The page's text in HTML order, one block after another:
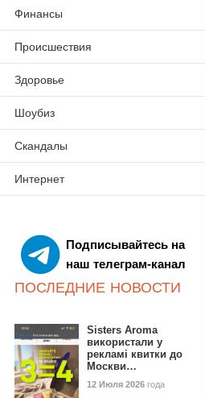
Финансы
Происшествия
Здоровье
Шоубиз
Скандалы
Интернет
Подписывайтесь на
наш телеграм-канал
ПОСЛЕДНИЕ НОВОСТИ
Sisters Aroma
використали у
рекламі квитки до
Москви…
12 Июля 2026 года